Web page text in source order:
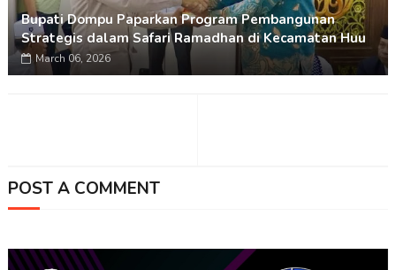
Bupati Dompu Paparkan Program Pembangunan
Strategis dalam Safari Ramadhan di Kecamatan Huu
March 06, 2026
POST A COMMENT